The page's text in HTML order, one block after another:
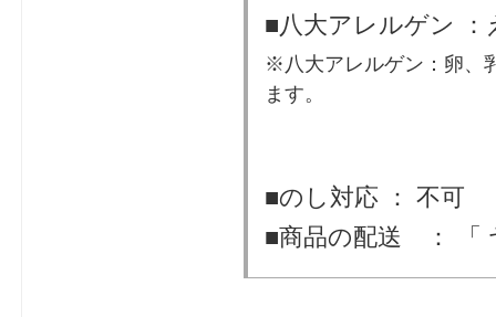
■八大アレルゲン ：
※八大アレルゲン：卵、
ます。
■のし対応 ： 不可
■商品の配送 ： 「